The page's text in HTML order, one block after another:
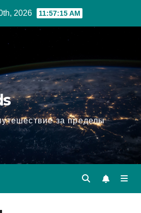
2026 11:57:17 AM
за пределы